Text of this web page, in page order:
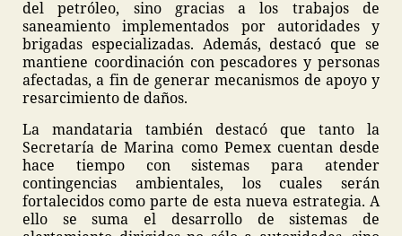
del petróleo, sino gracias a los trabajos de
saneamiento implementados por autoridades y
brigadas especializadas. Además, destacó que se
mantiene coordinación con pescadores y personas
afectadas, a fin de generar mecanismos de apoyo y
resarcimiento de daños.
La mandataria también destacó que tanto la
Secretaría de Marina como Pemex cuentan desde
hace tiempo con sistemas para atender
contingencias ambientales, los cuales serán
fortalecidos como parte de esta nueva estrategia. A
ello se suma el desarrollo de sistemas de